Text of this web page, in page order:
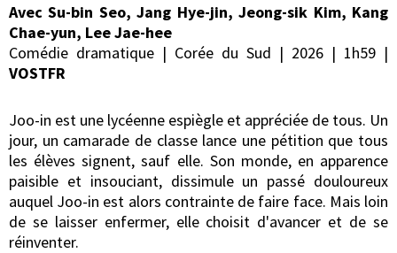
Avec Su-bin Seo, Jang Hye-jin, Jeong-sik Kim, Kang
Chae-yun, Lee Jae-hee
Comédie dramatique | Corée du Sud | 2026 | 1h59 |
VOSTFR
Joo-in est une lycéenne espiègle et appréciée de tous. Un
jour, un camarade de classe lance une pétition que tous
les élèves signent, sauf elle. Son monde, en apparence
paisible et insouciant, dissimule un passé douloureux
auquel Joo-in est alors contrainte de faire face. Mais loin
de se laisser enfermer, elle choisit d'avancer et de se
réinventer.